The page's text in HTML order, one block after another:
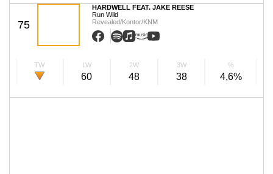
75
HARDWELL FEAT. JAKE REESE
Run Wild
Revealed/Kontor/KNM
TW LW
60
2W
48
3W
38
%
4,6%